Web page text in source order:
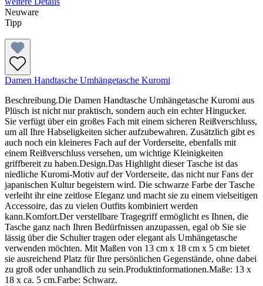
Neuware
Tipp
Damen Handtasche Umhängetasche Kuromi
Beschreibung.Die Damen Handtasche Umhängetasche Kuromi aus
Plüsch ist nicht nur praktisch, sondern auch ein echter Hingucker.
Sie verfügt über ein großes Fach mit einem sicheren Reißverschluss,
um all Ihre Habseligkeiten sicher aufzubewahren. Zusätzlich gibt es
auch noch ein kleineres Fach auf der Vorderseite, ebenfalls mit
einem Reißverschluss versehen, um wichtige Kleinigkeiten
griffbereit zu haben.Design.Das Highlight dieser Tasche ist das
niedliche Kuromi-Motiv auf der Vorderseite, das nicht nur Fans der
japanischen Kultur begeistern wird. Die schwarze Farbe der Tasche
verleiht ihr eine zeitlose Eleganz und macht sie zu einem vielseitigen
Accessoire, das zu vielen Outfits kombiniert werden
kann.Komfort.Der verstellbare Tragegriff ermöglicht es Ihnen, die
Tasche ganz nach Ihren Bedürfnissen anzupassen, egal ob Sie sie
lässig über die Schulter tragen oder elegant als Umhängetasche
verwenden möchten. Mit Maßen von 13 cm x 18 cm x 5 cm bietet
sie ausreichend Platz für Ihre persönlichen Gegenstände, ohne dabei
zu groß oder unhandlich zu sein.Produktinformationen.Maße: 13 x
18 x ca. 5 cm.Farbe: Schwarz.